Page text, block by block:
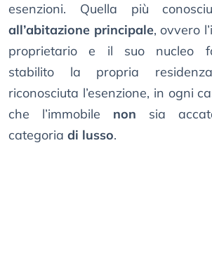
esenzioni. Quella più
all’abitazione principale, ovvero
proprietario e il suo nucleo
stabilito la propria
riconosciuta l’esenzione, in ogni
che l’immobile non sia
categoria di lusso.